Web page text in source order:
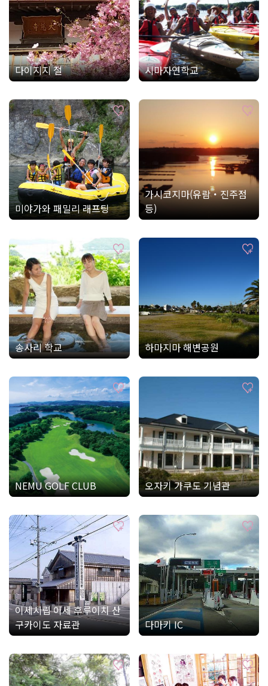
다이지지 절 시마자연학교
미야가와 패밀리 래프팅
가시코지마(유람・진주점
등)
송사리 학교 하마지마 해변공원
NEMU GOLF CLUB 오자키 가쿠도 기념관
이세시립 이세 후루이치 산
구카이도 자료관
다마키 IC